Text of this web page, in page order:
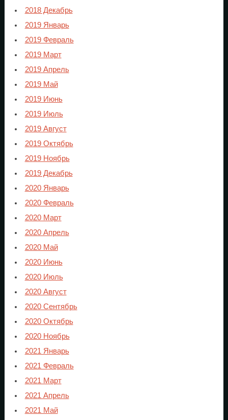
2018 Декабрь
2019 Январь
2019 Февраль
2019 Март
2019 Апрель
2019 Май
2019 Июнь
2019 Июль
2019 Август
2019 Октябрь
2019 Ноябрь
2019 Декабрь
2020 Январь
2020 Февраль
2020 Март
2020 Апрель
2020 Май
2020 Июнь
2020 Июль
2020 Август
2020 Сентябрь
2020 Октябрь
2020 Ноябрь
2021 Январь
2021 Февраль
2021 Март
2021 Апрель
2021 Май